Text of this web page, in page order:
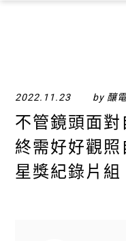
2022.11.23 by 釀
不管鏡頭面對
終需好好觀
星獎紀錄片組